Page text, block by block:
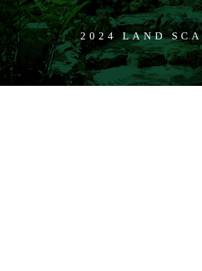
2024 LAND